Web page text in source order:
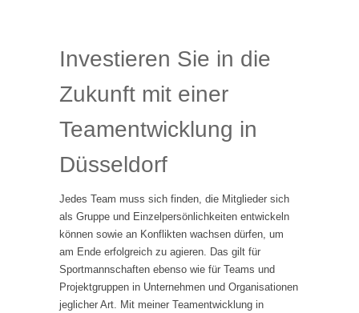
Investieren Sie in die
Zukunft mit einer
Teamentwicklung in
Düsseldorf
Jedes Team muss sich finden, die Mitglieder sich
als Gruppe und Einzelpersönlichkeiten entwickeln
können sowie an Konflikten wachsen dürfen, um
am Ende erfolgreich zu agieren. Das gilt für
Sportmannschaften ebenso wie für Teams und
Projektgruppen in Unternehmen und Organisationen
jeglicher Art. Mit meiner Teamentwicklung in